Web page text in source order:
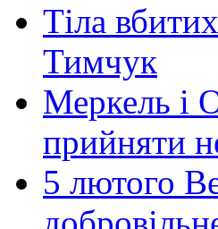
Тіла
Тимчук
Меркель і
прийняти
5 лютого